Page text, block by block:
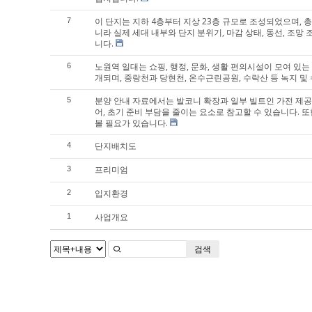
7
이 단지는 지하 4층부터 지상 23층 규모로 조성되었으며,
니라 실제 세대 내부와 단지 분위기, 마감 상태, 동선, 조망
니다.
6
노원역 일대는 쇼핑, 행정, 문화, 생활 편의시설이 모여 있
개되며, 중랑천과 당현천, 온수근린공원, 수락산 등 녹지
5
분양 안내 자료에서는 발코니 확장과 일부 빌트인 가전 제
어, 초기 준비 부담을 줄이는 요소로 참고할 수 있습니다.
볼 필요가 있습니다.
4 단지배치도
3 프리미엄
2 입지환경
1 사업개요
검색